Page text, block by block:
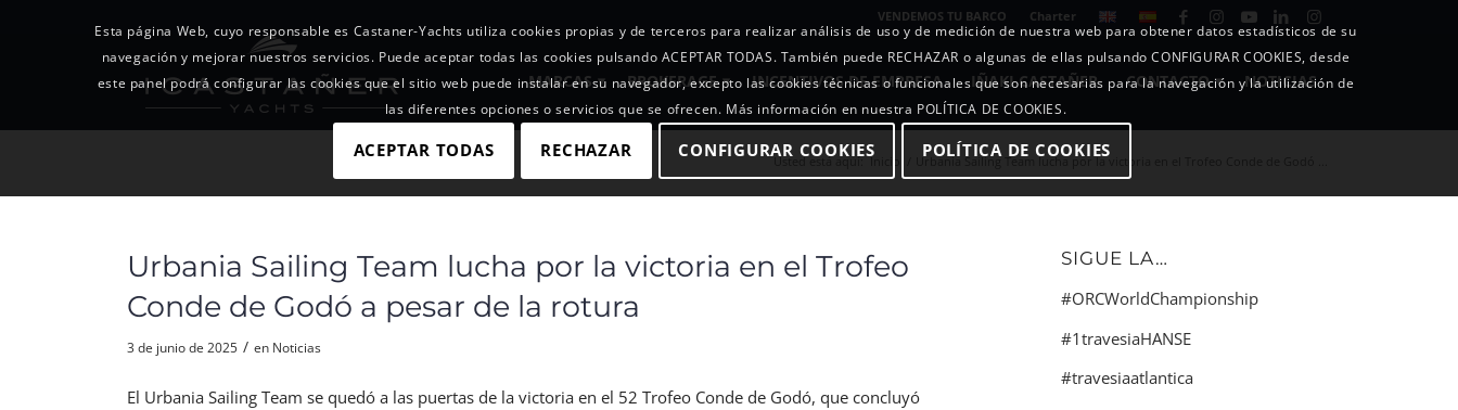
VENDEMOS TU BARCO Charter
MARCAS BROKERAGE INCENTIVOS DE EMPRESA IÑAKI CASTAÑER CONTACTO NOTICIAS
Usted está aquí: Inicio Urbania Sailing Team lucha por la victoria en el Trofeo Conde de Godó ...
Urbania Sailing Team lucha por la victoria en el Trofeo
Conde de Godó a pesar de la rotura
3 de junio de 2025 / en Noticias
El Urbania Sailing Team se quedó a las puertas de la victoria en el 52 Trofeo Conde de Godó, que concluyó
SIGUE LA…
#ORCWorldChampionship
#1travesiaHANSE
#travesiaatlantica
Esta página Web, cuyo responsable es Castaner-Yachts utiliza cookies propias y de terceros para realizar análisis de uso y de medición de nuestra web para obtener datos estadísticos de su
navegación y mejorar nuestros servicios. Puede aceptar todas las cookies pulsando ACEPTAR TODAS. También puede RECHAZAR o algunas de ellas pulsando CONFIGURAR COOKIES, desde
este panel podrá configurar las cookies que el sitio web puede instalar en su navegador, excepto las cookies técnicas o funcionales que son necesarias para la navegación y la utilización de
las diferentes opciones o servicios que se ofrecen. Más información en nuestra POLÍTICA DE COOKIES.
ACEPTAR TODAS RECHAZAR CONFIGURAR COOKIES POLÍTICA DE COOKIES